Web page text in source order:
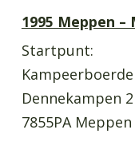
1995 Meppen
Startpunt:
Dennekampen 2
7855PA Meppen